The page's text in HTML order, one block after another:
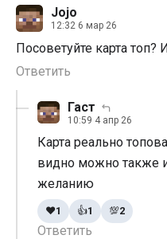
Jojo
12:32 6 мар 26
Посоветуйте карта топ?
Ответить
Гаст
10:59 4 апр 26
Карта реально
видно можно также
желанию
Ответить
❤️1 👍1 💯2